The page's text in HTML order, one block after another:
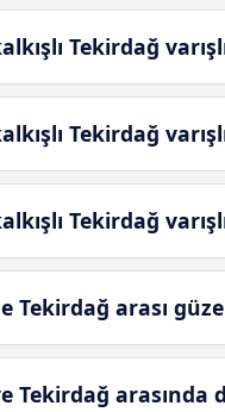
Tekirdağ
Tekirdağ
Tekirdağ
Tekirdağ arası
Tekirdağ arasında